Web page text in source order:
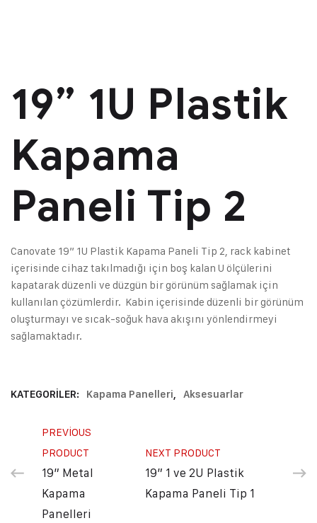
19” 1U Plastik
Kapama
Paneli Tip 2
Canovate 19” 1U Plastik Kapama Paneli Tip 2, rack kabinet
içerisinde cihaz takılmadığı için boş kalan U ölçülerini
kapatarak düzenli ve düzgün bir görünüm sağlamak için
kullanılan çözümlerdir. Kabin içerisinde düzenli bir görünüm
oluşturmayı ve sıcak-soğuk hava akışını yönlendirmeyi
sağlamaktadır.
KATEGORILER: Kapama Panelleri, Aksesuarlar
PREVIOUS
PRODUCT
19” Metal
Kapama
Panelleri
NEXT PRODUCT
19” 1 ve 2U Plastik
Kapama Paneli Tip 1